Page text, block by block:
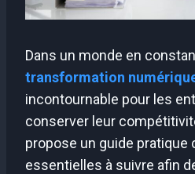
Dans un monde en
transformation
incontournable pour les
conserver leur
propose un guide pratique
essentielles à suivre afin